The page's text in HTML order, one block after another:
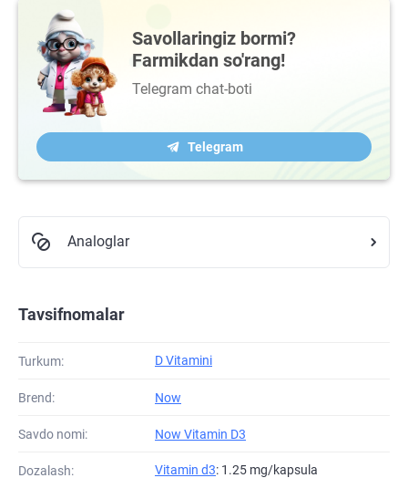
Savollaringiz bormi?
Farmikdan so'rang!
Telegram chat-boti
Telegram
Analoglar
Tavsifnomalar
Turkum: D Vitamini
Brend: Now
Savdo nomi: Now Vitamin D3
Dozalash: Vitamin d3: 1.25 mg/kapsula